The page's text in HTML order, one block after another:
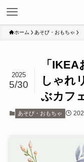
ホーム あそび・おもちゃ
「
しゃれ
ぶカフ
2025
5/30
あそび・おもちゃ